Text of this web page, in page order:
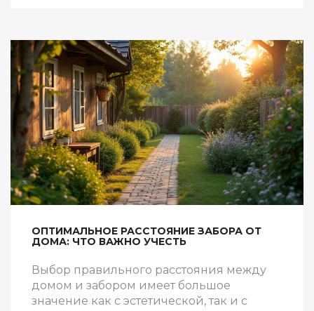
ОПТИМАЛЬНОЕ РАССТОЯНИЕ ЗАБОРА ОТ
ДОМА: ЧТО ВАЖНО УЧЕСТЬ
Выбор правильного расстояния между
домом и забором имеет большое
значение как с эстетической, так и с